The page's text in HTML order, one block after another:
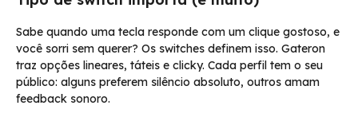
Sabe quando uma tecla responde com um clique gostoso, e
você sorri sem querer? Os switches definem isso. Gateron
traz opções lineares, táteis e clicky. Cada perfil tem o seu
público: alguns preferem silêncio absoluto, outros amam
feedback sonoro.